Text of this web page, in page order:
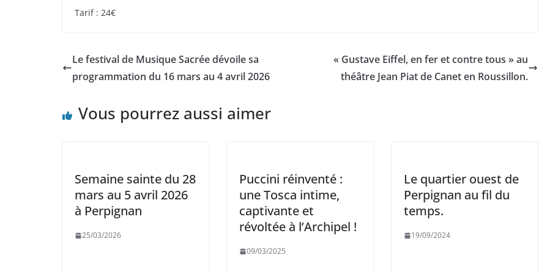
Tarif : 24€
Le festival de Musique Sacrée dévoile sa
programmation du 16 mars au 4 avril 2026
« Gustave Eiffel, en fer et contre tous » au
théâtre Jean Piat de Canet en Roussillon.
Vous pourrez aussi aimer
Semaine sainte du 28
mars au 5 avril 2026
à Perpignan
25/03/2026
Puccini réinventé :
une Tosca intime,
captivante et
révoltée à l’Archipel !
09/03/2025
Le quartier ouest de
Perpignan au fil du
temps.
19/09/2024